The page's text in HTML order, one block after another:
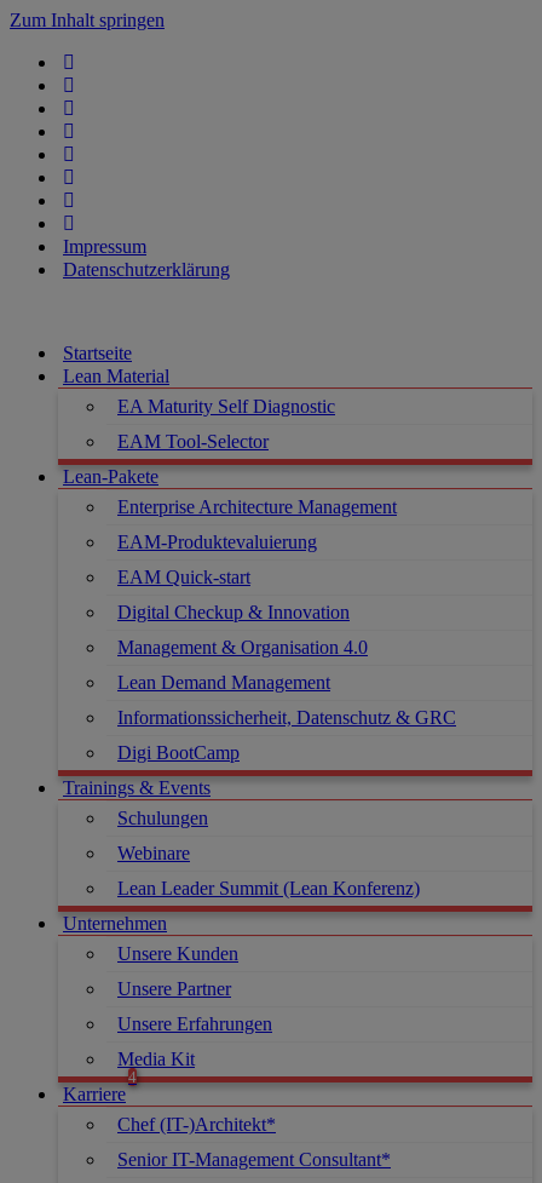
Zum Inhalt springen
Impressum
Datenschutzerklärung
Startseite
Lean Material
EA Maturity Self Diagnostic
EAM Tool-Selector
Lean-Pakete
Enterprise Architecture Management
EAM-Produktevaluierung
EAM Quick-start
Digital Checkup & Innovation
Management & Organisation 4.0
Lean Demand Management
Informationssicherheit, Datenschutz & GRC
Digi BootCamp
Trainings & Events
Schulungen
Webinare
Lean Leader Summit (Lean Konferenz)
Unternehmen
Unsere Kunden
Unsere Partner
Unsere Erfahrungen
Media Kit
Karriere
Chef (IT-)Architekt*
Senior IT-Management Consultant*